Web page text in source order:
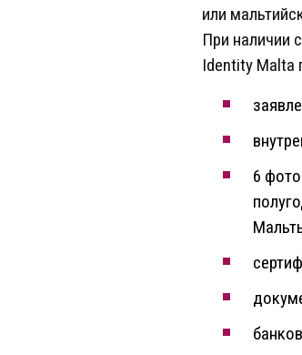
или
При наличии
Identity Malta
6